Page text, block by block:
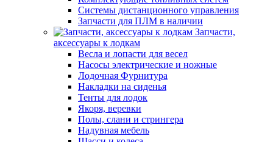
Системы дистанционного управления
Запчасти для ПЛМ в наличии
Запчасти,
аксессуары к лодкам
Весла и лопасти для весел
Насосы электрические и ножные
Лодочная Фурнитура
Накладки на сиденья
Тенты для лодок
Якоря, веревки
Полы, слани и стрингера
Надувная мебель